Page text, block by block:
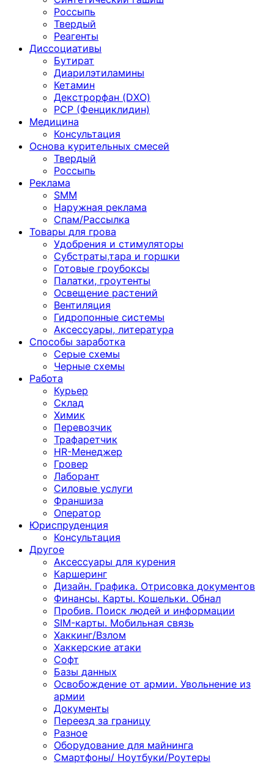
Россыпь
Твердый
Реагенты
Диссоциативы
Бутират
Диарилэтиламины
Кетамин
Декстрорфан (DXO)
PCP (Фенциклидин)
Медицина
Консультация
Основа курительных смесей
Твердый
Россыпь
Реклама
SMM
Наружная реклама
Спам/Рассылка
Товары для грова
Удобрения и стимуляторы
Субстраты,тара и горшки
Готовые гроубоксы
Палатки, гроутенты
Освещение растений
Вентиляция
Гидропонные системы
Аксессуары, литература
Способы заработка
Серые схемы
Черные схемы
Работа
Курьер
Склад
Химик
Перевозчик
Трафаретчик
HR-Менеджер
Гровер
Лаборант
Силовые услуги
Франшиза
Оператор
Юриспруденция
Консультация
Другoе
Аксессуары для курения
Каршеринг
Дизайн. Графика. Отрисовка документов
Финансы. Карты. Кошельки. Обнал
Пробив. Поиск людей и информации
SIM-карты. Мобильная связь
Хаккинг/Взлом
Хаккерские атаки
Софт
Базы данных
Освобождение от армии. Увольнение из
армии
Документы
Переезд за границу
Разное
Оборудование для майнинга
Смартфоны/ Ноутбуки/Роутеры